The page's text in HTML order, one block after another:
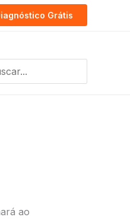
Grátis
ao